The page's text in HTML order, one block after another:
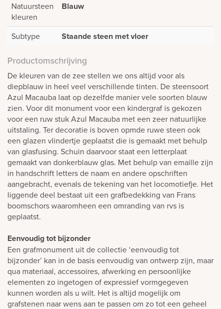
Natuursteen
kleuren
Blauw
Subtype Staande steen met vloer
Productomschrijving
De kleuren van de zee stellen we ons altijd voor als
diepblauw in heel veel verschillende tinten. De steensoort
Azul Macauba laat op dezelfde manier vele soorten blauw
zien. Voor dit monument voor een kindergraf is gekozen
voor een ruw stuk Azul Macauba met een zeer natuurlijke
uitstaling. Ter decoratie is boven opmde ruwe steen ook
een glazen vlindertje geplaatst die is gemaakt met behulp
van glasfusing. Schuin daarvoor staat een letterplaat
gemaakt van donkerblauw glas. Met behulp van emaille zijn
in handschrift letters de naam en andere opschriften
aangebracht, evenals de tekening van het locomotiefje. Het
liggende deel bestaat uit een grafbedekking van Frans
boomschors waaromheen een omranding van rvs is
geplaatst.
Eenvoudig tot bijzonder
Een grafmonument uit de collectie ‘eenvoudig tot
bijzonder’ kan in de basis eenvoudig van ontwerp zijn, maar
qua materiaal, accessoires, afwerking en persoonlijke
elementen zo ingetogen of expressief vormgegeven
kunnen worden als u wilt. Het is altijd mogelijk om
grafstenen naar wens aan te passen om zo tot een geheel